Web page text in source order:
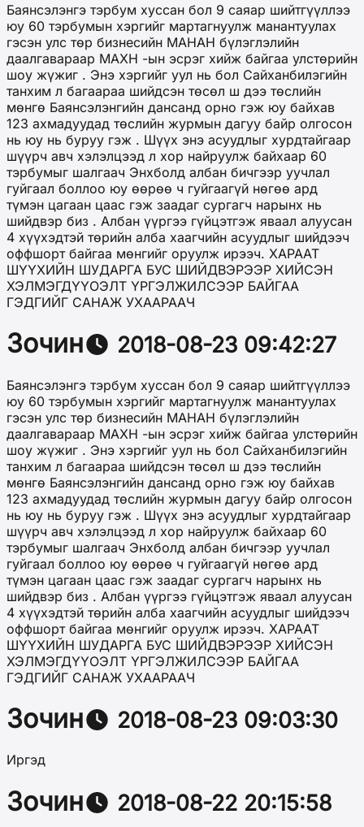
Баянсэлэнгэ тэрбум хуссан бол 9 саяар шийтгүүллээ
юу 60 тэрбумын хэргийг мартагнуулж манантуулах
гэсэн улс тѳр бизнесийн МАНАН бүлэглэлийн
даалгавараар МАХН -ын эсрэг хийж байгаа улстѳрийн
шоу жүжиг . Энэ хэргийг уул нь бол Сайханбилэгийн
танхим л багаараа шийдсэн тѳсѳл ш дээ тѳслийн
мѳнгѳ Баянсэлэнгийн дансанд орно гэж юу байхав
123 ахмадуудад тѳслийн журмын дагуу байр олгосон
нь юу нь буруу гэж . Шүүх энэ асуудлыг хурдтайгаар
шүүрч авч хэлэлцээд л хор найруулж байхаар 60
тэрбумыг шалгаач Энхболд албан бичгээр уучлал
гуйгаал боллоо юу ѳѳрѳѳ ч гуйгаагүй нѳгѳѳ ард
түмэн цагаан цаас гэж заадаг сургагч нарынх нь
шийдвэр биз . Албан үүргээ гүйцэтгэж яваал алуусан
4 хүүхэдтэй тѳрийн алба хаагчийн асуудлыг шийдээч
оффшорт байгаа мѳнгийг оруулж ирээч. ХАРААТ
ШҮҮХИЙН ШУДАРГА БУС ШИЙДВЭРЭЭР ХИЙСЭН
ХЭЛМЭГДҮҮОЭЛТ ҮРГЭЛЖИЛСЭЭР БАЙГАА
ГЭДГИЙГ САНАЖ УХААРААЧ
Зочин 2018-08-23 09:42:27
Баянсэлэнгэ тэрбум хуссан бол 9 саяар шийтгүүллээ
юу 60 тэрбумын хэргийг мартагнуулж манантуулах
гэсэн улс тѳр бизнесийн МАНАН бүлэглэлийн
даалгавараар МАХН -ын эсрэг хийж байгаа улстѳрийн
шоу жүжиг . Энэ хэргийг уул нь бол Сайханбилэгийн
танхим л багаараа шийдсэн тѳсѳл ш дээ тѳслийн
мѳнгѳ Баянсэлэнгийн дансанд орно гэж юу байхав
123 ахмадуудад тѳслийн журмын дагуу байр олгосон
нь юу нь буруу гэж . Шүүх энэ асуудлыг хурдтайгаар
шүүрч авч хэлэлцээд л хор найруулж байхаар 60
тэрбумыг шалгаач Энхболд албан бичгээр уучлал
гуйгаал боллоо юу ѳѳрѳѳ ч гуйгаагүй нѳгѳѳ ард
түмэн цагаан цаас гэж заадаг сургагч нарынх нь
шийдвэр биз . Албан үүргээ гүйцэтгэж яваал алуусан
4 хүүхэдтэй тѳрийн алба хаагчийн асуудлыг шийдээч
оффшорт байгаа мѳнгийг оруулж ирээч. ХАРААТ
ШҮҮХИЙН ШУДАРГА БУС ШИЙДВЭРЭЭР ХИЙСЭН
ХЭЛМЭГДҮҮОЭЛТ ҮРГЭЛЖИЛСЭЭР БАЙГАА
ГЭДГИЙГ САНАЖ УХААРААЧ
Зочин 2018-08-23 09:03:30
Иргэд
Зочин 2018-08-22 20:15:58